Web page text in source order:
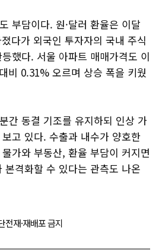
부담이다. 원·달러 환율은 이달
다가 외국인 투자자의 국내 주식
했다. 서울 아파트 매매가격도 이
비 0.31% 오르며 상승 폭을 키웠
간 동결 기조를 유지하되 인상 가
고 있다. 수출과 내수가 양호한
가와 부동산, 환율 부담이 커지면
본격화할 수 있다는 관측도 나온
재·재배포 금지